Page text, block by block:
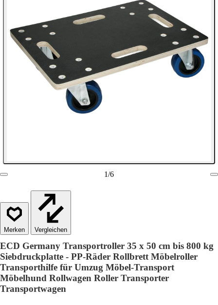
1/6
Vergleichen
ECD Germany Transportroller 35 x 50 cm bis 800 kg
Siebdruckplatte - PP-Räder Rollbrett Möbelroller
Transporthilfe für Umzug Möbel-Transport
Möbelhund Rollwagen Roller Transporter
Transportwagen